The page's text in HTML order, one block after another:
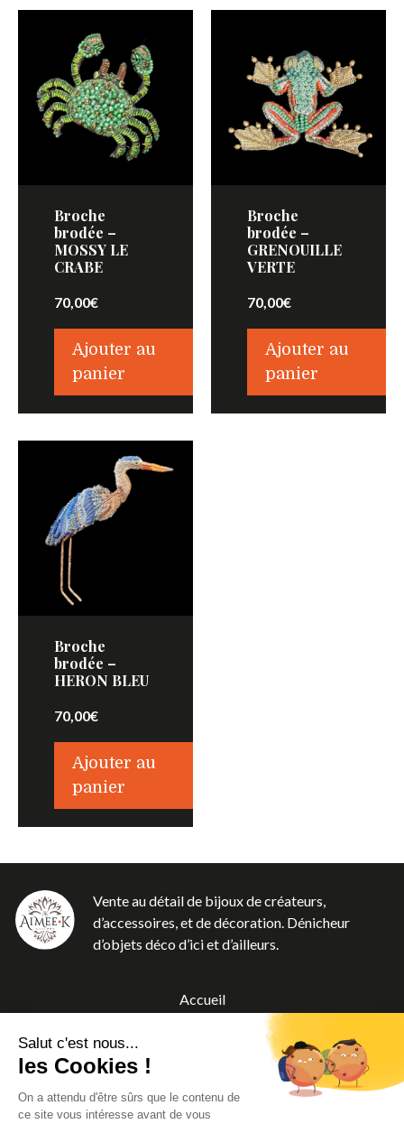
Broche
brodée –
MOSSY LE
CRABE
70,00€
Ajouter au
panier
Broche
brodée –
GRENOUILLE
VERTE
70,00€
Ajouter au
panier
Broche
brodée –
HERON BLEU
70,00€
Ajouter au
panier
Vente au détail de bijoux de créateurs,
d’accessoires, et de décoration. Dénicheur
d’objets déco d’ici et d’ailleurs.
Accueil
Salut c'est nous...
les Cookies !
On a attendu d'être sûrs que le contenu de
ce site vous intéresse avant de vous